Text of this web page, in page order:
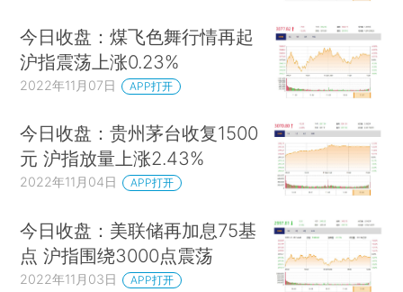
今日收盘：煤飞色舞行情再起
沪指震荡上涨0.23%
2022年11月07日 APP打开
今日收盘：贵州茅台收复1500
元 沪指放量上涨2.43%
2022年11月04日 APP打开
今日收盘：美联储再加息75基
点 沪指围绕3000点震荡
2022年11月03日 APP打开